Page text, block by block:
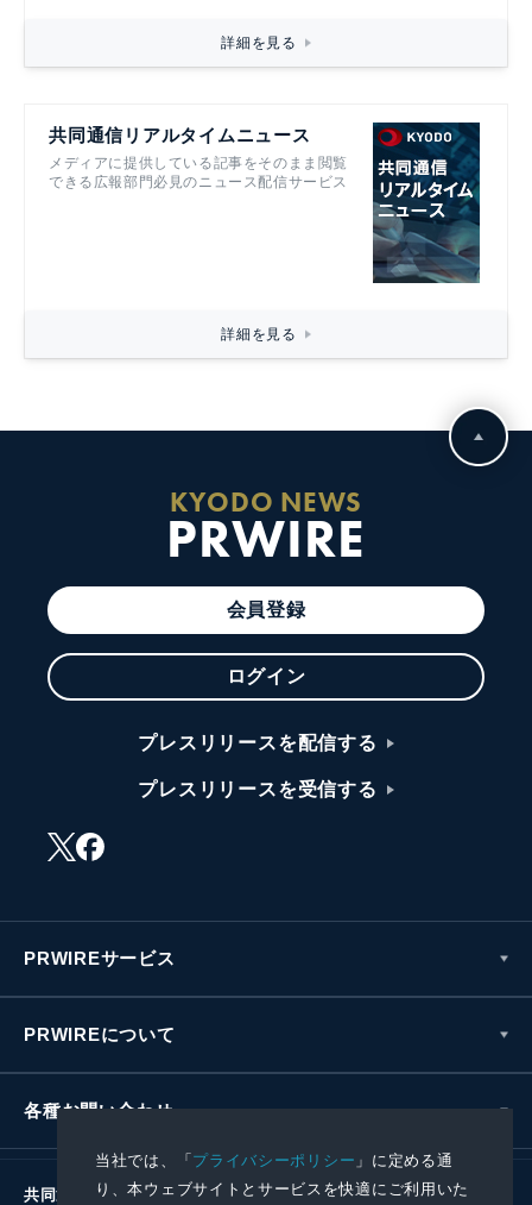
当社では、「プライバシーポリシー 」に定める通
り、本ウェブサイトとサービスを快適にご利用いた
詳細を見る
共同通信リアルタイムニュース
メディアに提供している記事をそのまま閲覧
できる広報部門必見のニュース配信サービス
詳細を見る
KYODO NEWS
PRWIRE
会員登録
ログイン
プレスリリースを配信する
プレスリリースを受信する
PRWIREサービス
PRWIREについて
各種お問い合わせ
共同通信社グループ